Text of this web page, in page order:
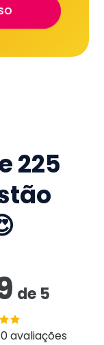
225
de 5
avaliações